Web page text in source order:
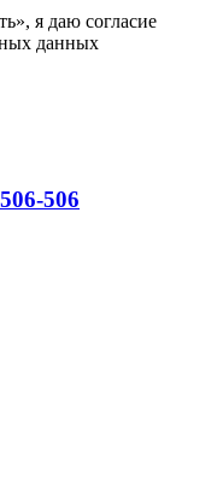
я даю согласие
данных
506